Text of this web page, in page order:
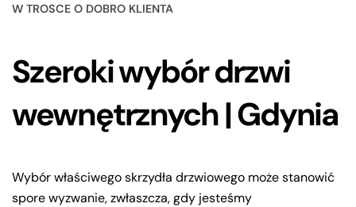
W TROSCE O DOBRO KLIENTA
Szeroki wybór drzwi
wewnętrznych | Gdynia
Wybór właściwego skrzydła drzwiowego może stanowić
spore wyzwanie, zwłaszcza, gdy jesteśmy